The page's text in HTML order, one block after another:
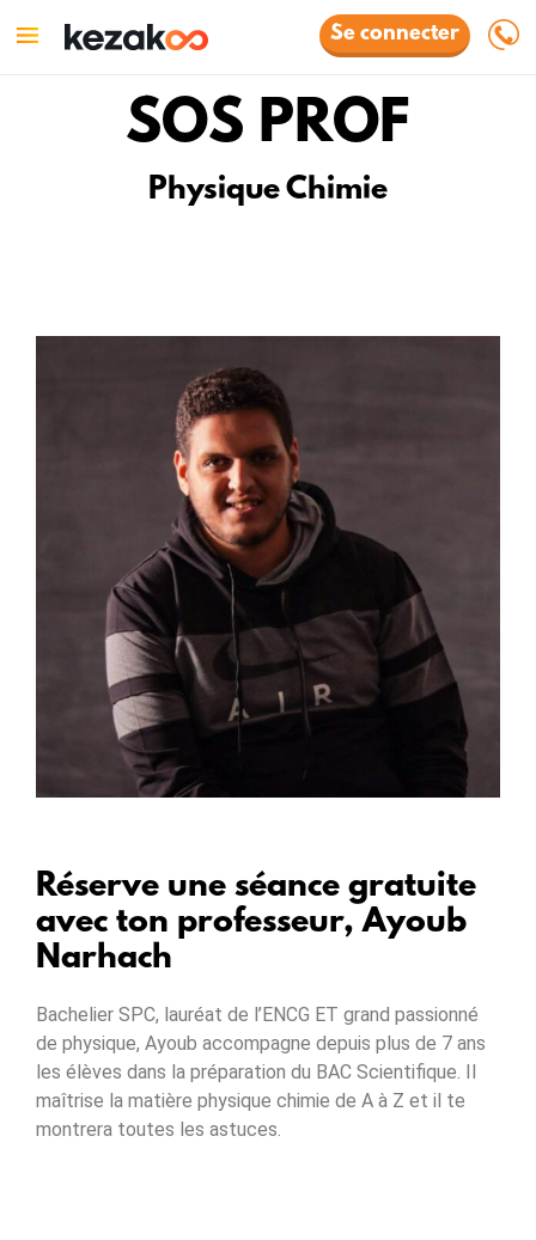
Se connecter
SOS PROF
Physique Chimie
Réserve une séance gratuite
avec ton professeur, Ayoub
Narhach
Bachelier SPC, lauréat de l’ENCG ET grand passionné
de physique, Ayoub accompagne depuis plus de 7 ans
les élèves dans la préparation du BAC Scientifique. Il
maîtrise la matière physique chimie de A à Z et il te
montrera toutes les astuces.